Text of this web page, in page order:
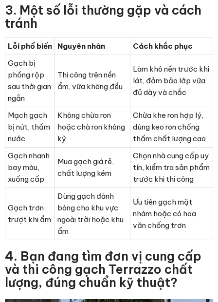
3. Một số lỗi thường gặp và cách
tránh
Lỗi phổ biến Nguyên nhân
Cách khắc phục
Gạch bị
phồng rộp
sau thời gian
ngắn
Thi công trên nền
ẩm, vữa không đều
Làm khô nền trước khi
lát, đảm bảo lớp vữa
đủ dày và chắc
Mạch gạch
bị nứt, thấm
nước
Không chừa ron
hoặc chà ron không
kỹ
Chừa khe ron hợp lý,
dùng keo ron chống
thấm chất lượng cao
Gạch nhanh
bay màu,
xuống cấp
Mua gạch giá rẻ,
chất lượng kém
Chọn nhà cung cấp uy
tín, kiểm tra sản phẩm
trước khi thi công
Gạch trơn
trượt khi ẩm
Dùng gạch đánh
bóng cho khu vực
ngoài trời hoặc khu
ẩm
Ưu tiên gạch mặt
nhám hoặc có hoa
văn chống trơn
4. Bạn đang tìm đơn vị cung cấp
và thi công gạch Terrazzo chất
lượng, đúng chuẩn kỹ thuật?